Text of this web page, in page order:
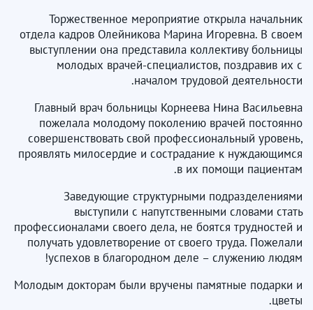
Торжественное мероприятие открыла начальник
отдела кадров Олейникова Марина Игоревна. В своем
выступлении она представила коллективу больницы
молодых врачей-специалистов, поздравив их с
началом трудовой деятельности.
Главный врач больницы Корнеева Нина Васильевна
пожелала молодому поколению врачей постоянно
совершенствовать свой профессиональный уровень,
проявлять милосердие и сострадание к нуждающимся
в их помощи пациентам.
Заведующие структурными подразделениями
выступили с напутственными словами стать
профессионалами своего дела, не боятся трудностей и
получать удовлетворение от своего труда. Пожелали
успехов в благородном деле – служению людям!
Молодым докторам были вручены памятные подарки и
цветы.